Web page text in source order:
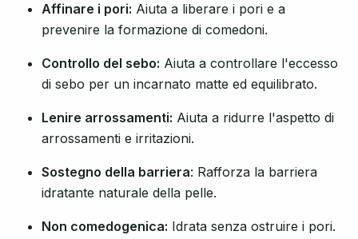
Affinare i pori: Aiuta a liberare i pori e a
prevenire la formazione di comedoni.
Controllo del sebo: Aiuta a controllare l'eccesso
di sebo per un incarnato matte ed equilibrato.
Lenire arrossamenti: Aiuta a ridurre l'aspetto di
arrossamenti e irritazioni.
Sostegno della barriera: Rafforza la barriera
idratante naturale della pelle.
Non comedogenica: Idrata senza ostruire i pori.